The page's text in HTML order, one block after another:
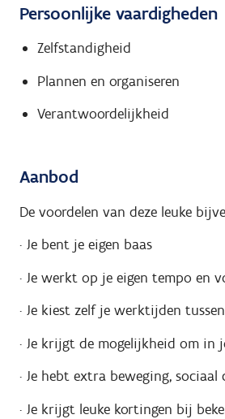
Persoonlijke vaardigheden
Zelfstandigheid
Plannen en organiseren
Verantwoordelijkheid
Aanbod
De voordelen van deze leuke
· Je bent je eigen baas
· Je werkt op je eigen tempo en
· Je kiest zelf je werktijden
· Je krijgt de mogelijkheid om
· Je hebt extra beweging,
· Je krijgt leuke kortingen bij